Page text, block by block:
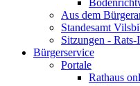
Aus dem
Standesamt
Sitzungen -
Bürgerservice
Portale
Rathaus